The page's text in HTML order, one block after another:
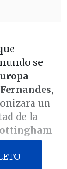
se
,
un
de la